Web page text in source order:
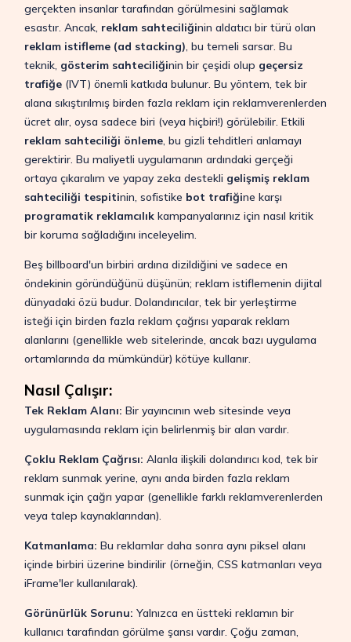
gerçekten insanlar tarafından görülmesini sağlamak
esastır. Ancak, reklam sahteciliğinin aldatıcı bir türü olan
reklam istifleme (ad stacking), bu temeli sarsar. Bu
teknik, gösterim sahteciliğinin bir çeşidi olup geçersiz
trafiğe(IVT) önemli katkıda bulunur. Bu yöntem, tek bir
alana sıkıştırılmış birden fazla reklam için reklamverenlerden
ücret alır, oysa sadece biri (veya hiçbiri!) görülebilir. Etkili
reklam sahteciliği önleme, bu gizli tehditleri anlamayı
gerektirir. Bu maliyetli uygulamanın ardındaki gerçeği
ortaya çıkaralım ve yapay zeka destekli gelişmiş reklam
sahteciliği tespitinin, sofistike bot trafiğine karşı
programatik reklamcılıkkampanyalarınız için nasıl kritik
bir koruma sağladığını inceleyelim.
Beş billboard'un birbiri ardına dizildiğini ve sadece en
öndekinin göründüğünü düşünün; reklam istiflemenin dijital
dünyadaki özü budur. Dolandırıcılar, tek bir yerleştirme
isteği için birden fazla reklam çağrısı yaparak reklam
alanlarını (genellikle web sitelerinde, ancak bazı uygulama
ortamlarında da mümkündür) kötüye kullanır.
Nasıl Çalışır:
Tek Reklam Alanı: Bir yayıncının web sitesinde veya
uygulamasında reklam için belirlenmiş bir alan vardır.
Çoklu Reklam Çağrısı: Alanla ilişkili dolandırıcı kod, tek bir
reklam sunmak yerine, aynı anda birden fazla reklam
sunmak için çağrı yapar (genellikle farklı reklamverenlerden
veya talep kaynaklarından).
Katmanlama: Bu reklamlar daha sonra aynı piksel alanı
içinde birbiri üzerine bindirilir (örneğin, CSS katmanları veya
iFrame'ler kullanılarak).
Görünürlük Sorunu: Yalnızca en üstteki reklamın bir
kullanıcı tarafından görülme şansı vardır. Çoğu zaman,